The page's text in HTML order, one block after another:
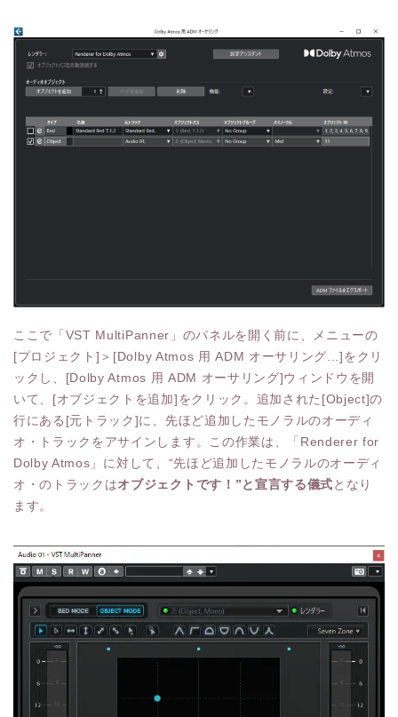
ここで「VST MultiPanner」のパネルを開く前に、メニューの
[プロジェクト]＞[Dolby Atmos 用 ADM オーサリング...]をクリ
ックし、[Dolby Atmos 用 ADM オーサリング]ウィンドウを開
いて、[オブジェクトを追加]をクリック。追加された[Object]の
行にある[元トラック]に、先ほど追加したモノラルのオーディ
オ・トラックをアサインします。この作業は、「Renderer for
Dolby Atmos」に対して、“先ほど追加したモノラルのオーディ
オ・のトラックはオブジェクトです！”と宣言する儀式 となり
ます。